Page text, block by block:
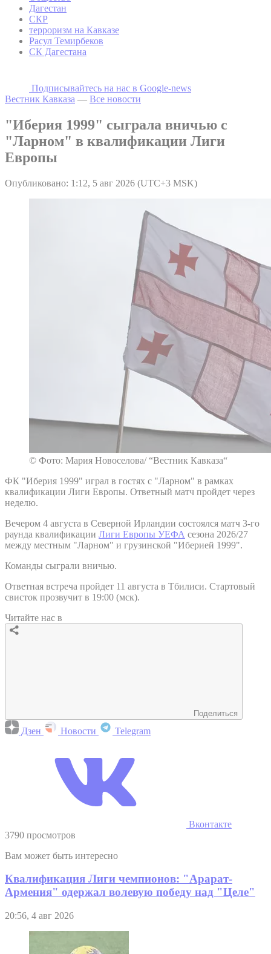
Дагестан
СКР
терроризм на Кавказе
Расул Темирбеков
СК Дагестана
Подписывайтесь на наc в Google-news
Вестник Кавказа — Все новости
"Иберия 1999" сыграла вничью с
"Ларном" в квалификации Лиги
Европы
Опубликовано: 1:12, 5 авг 2026 (UTC+3 MSK)
© Фото: Мария Новоселова/ “Вестник Кавказа“
ФК "Иберия 1999" играл в гостях с "Ларном" в рамках
квалификации Лиги Европы. Ответный матч пройдет через
неделю.
Вечером 4 августа в Северной Ирландии состоялся матч 3-го
раунда квалификации Лиги Европы УЕФА сезона 2026/27
между местным "Ларном" и грузинской "Иберией 1999".
Команды сыграли вничью.
Ответная встреча пройдет 11 августа в Тбилиси. Стартовый
свисток прозвучит в 19:00 (мск).
Читайте нас в
Поделиться
Дзен Новости Telegram
Вконтакте
3790 просмотров
Вам может быть интересно
Квалификация Лиги чемпионов: "Арарат-
Армения" одержал волевую победу над "Целе"
20:56, 4 авг 2026